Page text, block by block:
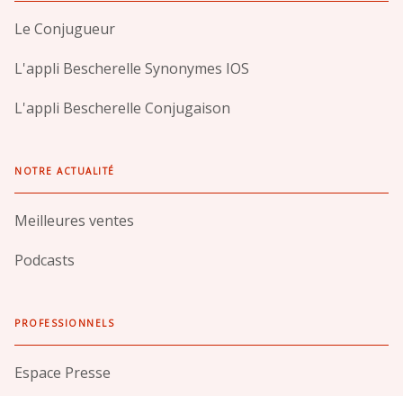
Le Conjugueur
L'appli Bescherelle Synonymes IOS
L'appli Bescherelle Conjugaison
NOTRE ACTUALITÉ
Meilleures ventes
Podcasts
PROFESSIONNELS
Espace Presse